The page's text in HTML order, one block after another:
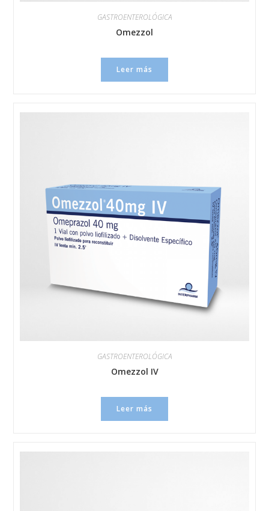
GASTROENTEROLÓGICA
Omezzol
Leer más
GASTROENTEROLÓGICA
Omezzol IV
Leer más